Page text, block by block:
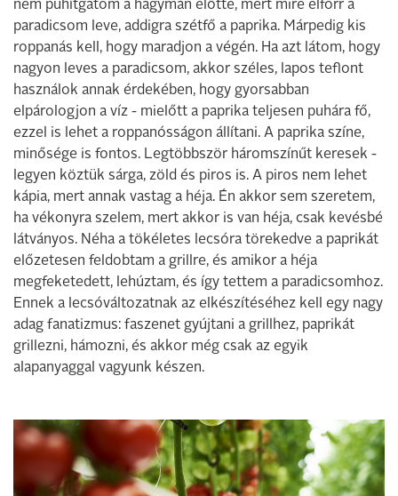
nem puhítgatom a hagymán előtte, mert mire elforr a
paradicsom leve, addigra szétfő a paprika. Márpedig kis
roppanás kell, hogy maradjon a végén. Ha azt látom, hogy
nagyon leves a paradicsom, akkor széles, lapos teflont
használok annak érdekében, hogy gyorsabban
elpárologjon a víz - mielőtt a paprika teljesen puhára fő,
ezzel is lehet a roppanósságon állítani. A paprika színe,
minősége is fontos. Legtöbbször háromszínűt keresek -
legyen köztük sárga, zöld és piros is. A piros nem lehet
kápia, mert annak vastag a héja. Én akkor sem szeretem,
ha vékonyra szelem, mert akkor is van héja, csak kevésbé
látványos. Néha a tökéletes lecsóra törekedve a paprikát
előzetesen feldobtam a grillre, és amikor a héja
megfeketedett, lehúztam, és így tettem a paradicsomhoz.
Ennek a lecsóváltozatnak az elkészítéséhez kell egy nagy
adag fanatizmus: faszenet gyújtani a grillhez, paprikát
grillezni, hámozni, és akkor még csak az egyik
alapanyaggal vagyunk készen.